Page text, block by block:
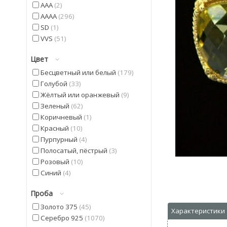
AAA 2
AAAA 296
SD 1
VVS 51
Цвет
Бесцветный или белый 179
Голубой 33
Жёлтый или оранжевый 9
Зеленый 62
Коричневый 1
Красный 10
Пурпурный 4
Полосатый, пёстрый 3
Розовый 10
Синий 4
Черный
Проба
Золото 375 45
Серебро 925 1070